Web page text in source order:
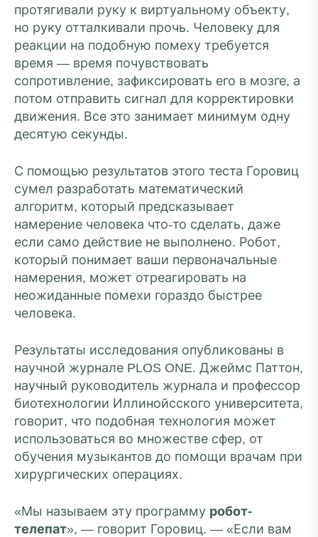
протягивали руку к виртуальному объекту,
но руку отталкивали прочь. Человеку для
реакции на подобную помеху требуется
время — время почувствовать
сопротивление, зафиксировать его в мозге, а
потом отправить сигнал для корректировки
движения. Все это занимает минимум одну
десятую секунды.
С помощью результатов этого теста Горовиц
сумел разработать математический
алгоритм, который предсказывает
намерение человека что-то сделать, даже
если само действие не выполнено. Робот,
который понимает ваши первоначальные
намерения, может отреагировать на
неожиданные помехи гораздо быстрее
человека.
Результаты исследования опубликованы в
научной журнале PLOS ONE. Джеймс Паттон,
научный руководитель журнала и профессор
биотехнологии Иллинойсского университета,
говорит, что подобная технология может
использоваться во множестве сфер, от
обучения музыкантов до помощи врачам при
хирургических операциях.
«Мы называем эту программу робот-
телепат», — говорит Горовиц. — «Если вам